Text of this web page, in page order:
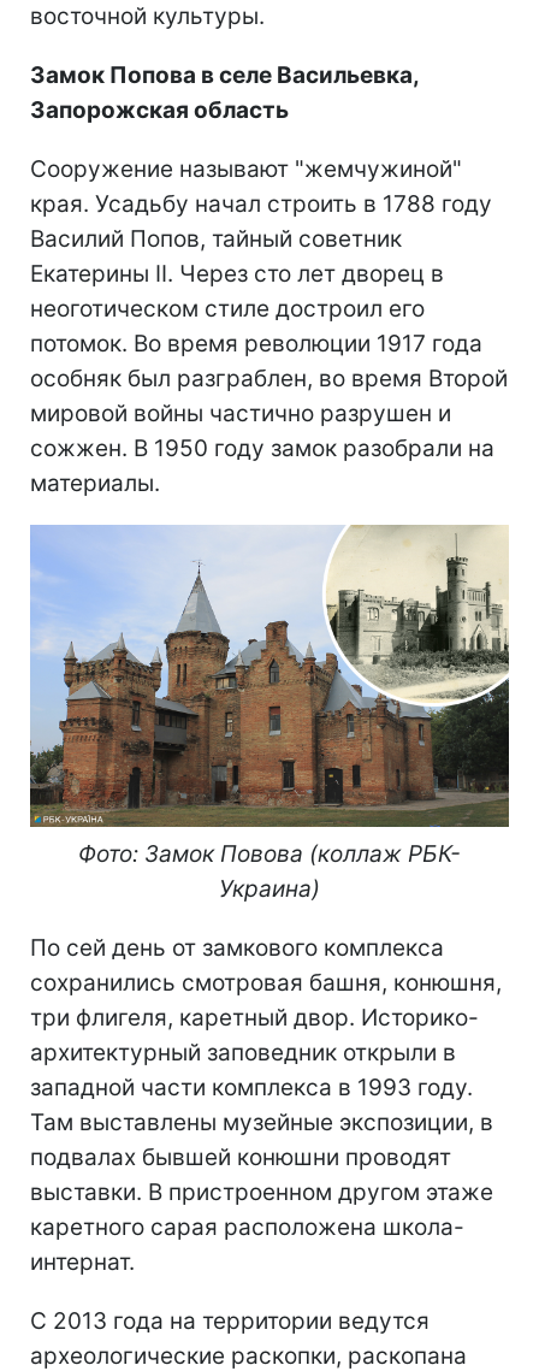
восточной культуры.
Замок Попова в селе Васильевка,
Запорожская область
Сооружение называют "жемчужиной"
края. Усадьбу начал строить в 1788 году
Василий Попов, тайный советник
Екатерины II. Через сто лет дворец в
неоготическом стиле достроил его
потомок. Во время революции 1917 года
особняк был разграблен, во время Второй
мировой войны частично разрушен и
сожжен. В 1950 году замок разобрали на
материалы.
Фото: Замок Повова (коллаж РБК-
Украина)
По сей день от замкового комплекса
сохранились смотровая башня, конюшня,
три флигеля, каретный двор. Историко-
архитектурный заповедник открыли в
западной части комплекса в 1993 году.
Там выставлены музейные экспозиции, в
подвалах бывшей конюшни проводят
выставки. В пристроенном другом этаже
каретного сарая расположена школа-
интернат.
С 2013 года на территории ведутся
археологические раскопки, раскопана